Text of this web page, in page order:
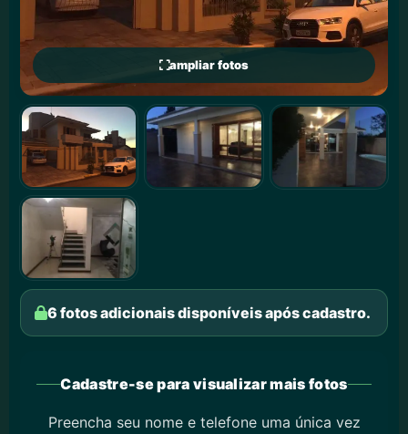
ampliar fotos
6 fotos adicionais disponíveis após cadastro.
Cadastre-se para visualizar mais fotos
Preencha seu nome e telefone uma única vez